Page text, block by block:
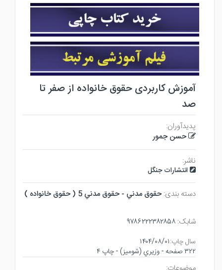
آموزش کاربردی حقوق خانواده از صفر تا
صد
پدیدآوران:
حسن جمور
ناشر:
انتشارات جنگل
دسته بندی: حقوق مدني - حقوق مدني 5 ( حقوق خانواده )
شابک: ۹۷۸۶۲۲۲۳۸۲۸۵۸
سال چاپ:۱۴۰۴/۰۸/۰۱
۳۲۲ صفحه - وزيري (شوميز) - چاپ ۴